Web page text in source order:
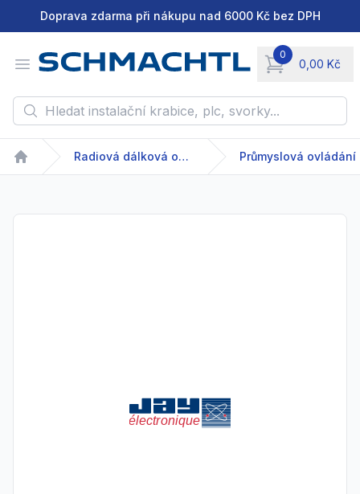
Doprava zdarma při nákupu nad 6000 Kč bez DPH
Open menu
0
0,00 Kč
items in cart,
Hledat instalační krabice, plc, svorky...
Home
Radiová dálková ovládání Průmyslová ovládání